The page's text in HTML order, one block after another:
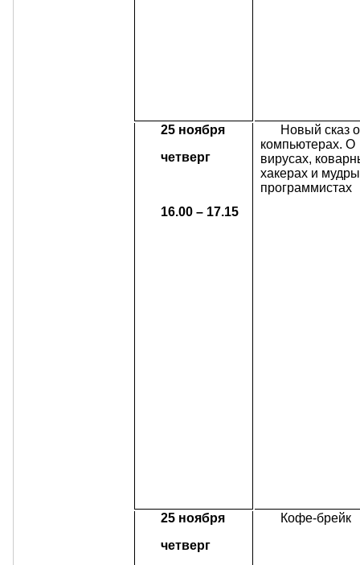
25 ноября
четверг
16.00 – 17.15
Новый сказ о
компьютерах. О
вирусах,
хакерах и
программистах
25 ноября
четверг
Кофе-брейк